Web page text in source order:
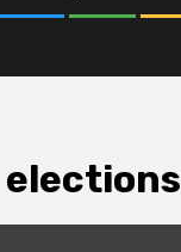
elections